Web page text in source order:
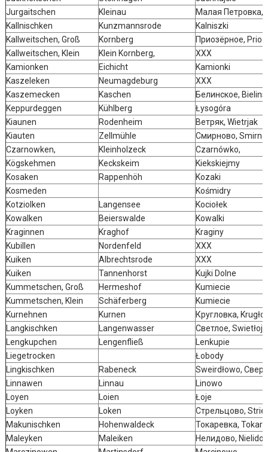
Jurgaitschen
Kleinau
Малая Петровка,
Kallnischken
Kunzmannsrode
Kalniszki
Kallweitschen, Groß
Kornberg
Приозёрное,
Kallweitschen, Klein
Klein Kornberg,
XXX
Kamionken
Eichicht
Kamionki
Kaszeleken
Neumagdeburg
XXX
Kaszemecken
Kaschen
Белинское,
Keppurdeggen
Kühlberg
Łysogóra
Kiaunen
Rodenheim
Ветряк, Wietrjak
Kiauten
Zellmühle
Смирново,
Czarnowken,
Kleinholzeck
Czarnówko,
Kögskehmen
Keckskeim
Kiekskiejmy
Kosaken
Rappenhöh
Kozaki
Kosmeden
Kośmidry
Kotziolken
Langensee
Kociołek
Kowalken
Beierswalde
Kowalki
Kraginnen
Kraghof
Kraginy
Kubillen
Nordenfeld
XXX
Kuiken
Albrechtsrode
XXX
Kuiken
Tannenhorst
Kujki Dolne
Kummetschen, Groß
Hermeshof
Kumiecie
Kummetschen, Klein
Schäferberg
Kumiecie
Kurnehnen
Kurnen
Кругловка,
Langkischken
Langenwasser
Светлое, Swietłoje
Lengkupchen
Lengenfließ
Lenkupie
Liegetrocken
Łobody
Lingkischken
Rabeneck
Sweirdłowo,
Linnawen
Linnau
Linowo
Loyen
Loien
Łoje
Loyken
Loken
Стрельцово,
Makunischken
Hohenwaldeck
Токаревка,
Maleyken
Maleiken
Нелидово,